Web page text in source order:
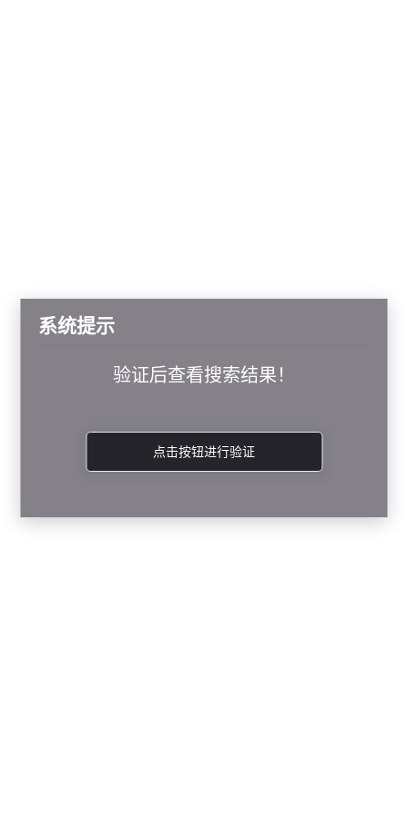
系统提示
验证后查看搜索结果！
点击按钮进行验证